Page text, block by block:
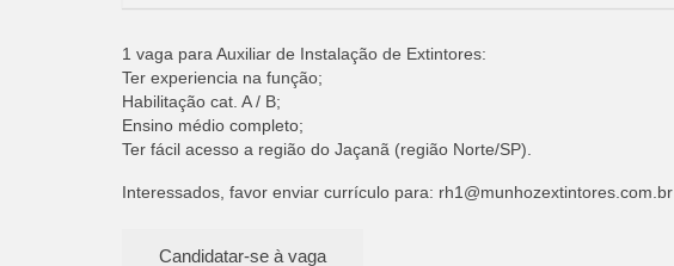
1 vaga para Auxiliar de Instalação de Extintores:
Ter experiencia na função;
Habilitação cat. A / B;
Ensino médio completo;
Ter fácil acesso a região do Jaçanã (região Norte/SP).
Interessados, favor enviar currículo para: rh1@munhozextintores.com.br